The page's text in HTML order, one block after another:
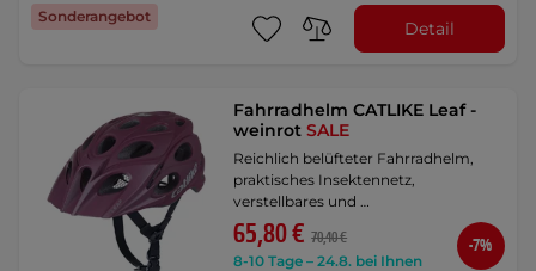
Sonderangebot
Detail
Fahrradhelm CATLIKE Leaf -
weinrotSALE
Reichlich belüfteter Fahrradhelm,
praktisches Insektennetz,
verstellbares und …
65,80 € 70,40 €
8-10 Tage – 24.8. bei Ihnen
-7%